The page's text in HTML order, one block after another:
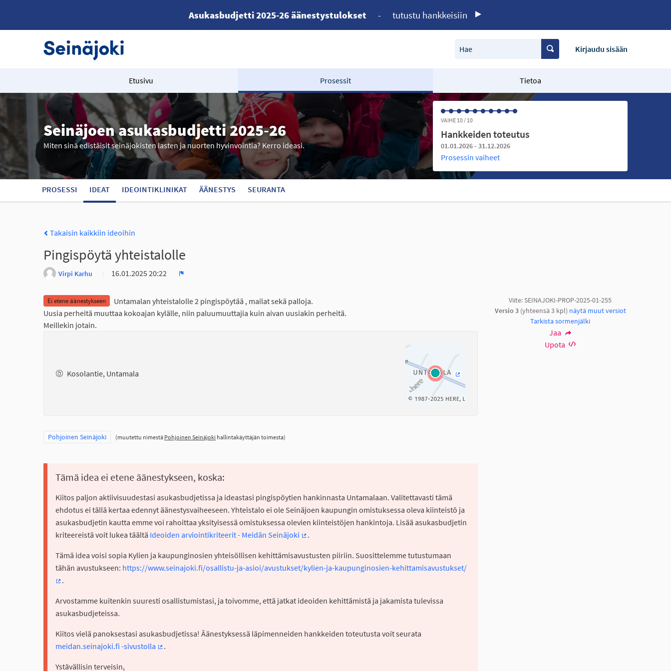
Asukasbudjetti 2025-26 äänestystulokset - tutustu hankkeisiin
Hae Kirjaudu sisään
Etusivu Prosessit Tietoa
Seinäjoen asukasbudjetti 2025-26
Miten sinä edistäisit seinäjokisten lasten ja nuorten hyvinvointia? Kerro ideasi.
VAIHE 10 / 10
Hankkeiden toteutus
01.01.2026 - 31.12.2026
Prosessin vaiheet
PROSESSI IDEAT IDEOINTIKLINIKAT ÄÄNESTYS SEURANTA
Takaisin kaikkiin ideoihin
Pingispöytä yhteistalolle
Virpi Karhu
16.01.2025 20:22
Ei etene äänestykseen
Untamalan yhteistalolle 2 pingispöytää , mailat sekä palloja.
Uusia perheitä muuttaa kokoajan kylälle, niin paluumuuttajia kuin aivan uusiakin perheitä.
Meillekin jotain.
Kosolantie, Untamala
(Ulkoinen linkki)
Rajaa tulokset teeman mukaan: Pohjoinen Seinäjoki
Pohjoinen Seinäjoki (muutettu nimestä Pohjoinen Seinäjoki hallintakäyttäjän toimesta)
Tämä idea ei etene äänestykseen, koska:
Kiitos paljon aktiivisuudestasi asukasbudjetissa ja ideastasi pingispöytien hankinnasta Untamalaan. Valitettavasti tämä
ehdotus ei tällä kertaa edennyt äänestysvaiheeseen. Yhteistalo ei ole Seinäjoen kaupungin omistuksessa oleva kiinteistö ja
asukasbudjetin kautta emme voi rahoittaa yksityisessä omistuksessa olevien kiinteistöjen hankintoja. Lisää asukasbudjetin
kriteereistä voit lukea täältä Ideoiden arviointikriteerit - Meidän Seinäjoki
.
Tämä idea voisi sopia Kylien ja kaupunginosien yhteisöllisen kehittämisavustusten piiriin. Suosittelemme tutustumaan
tähän avustukseen: https://www.seinajoki.fi/osallistu-ja-asioi/avustukset/kylien-ja-kaupunginosien-kehittamisavustukset/
.
Arvostamme kuitenkin suuresti osallistumistasi, ja toivomme, että jatkat ideoiden kehittämistä ja jakamista tulevissa
asukasbudjeteissa.
Kiitos vielä panoksestasi asukasbudjetissa! Äänestyksessä läpimenneiden hankkeiden toteutusta voit seurata
meidan.seinajoki.fi -sivustolla
.
Ystävällisin terveisin,
Viite: SEINAJOKI-PROP-2025-01-255
Versio 3(yhteensä 3 kpl) näytä muut versiot
Tarkista sormenjälki
Jaa
Upota